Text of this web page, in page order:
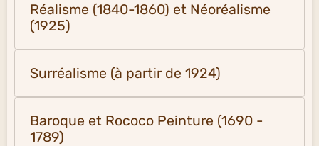
Réalisme (1840-1860) et Néoréalisme
(1925)
Surréalisme (à partir de 1924)
Baroque et Rococo Peinture (1690 -
1789)